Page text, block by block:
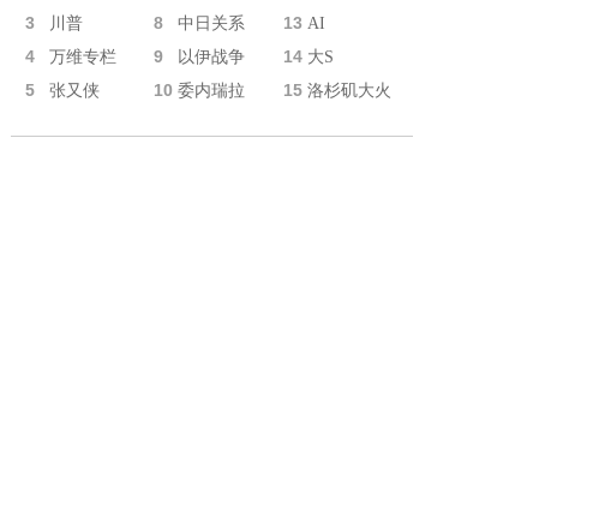
3 川普 8 中日关系 13 AI
4 万维专栏 9 以伊战争 14 大S
5 张又侠 10 委内瑞拉 15 洛杉矶大火